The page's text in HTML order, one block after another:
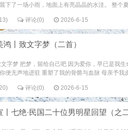
了一场小雨，地面上有亮晶晶的水洼。 整个
评论(0) 2026-6-15
鸿丨致文字梦（二首）
字梦 把梦，留给自己吧 因为爱你，早已是我
便无声地进驻 重塑了我的骨骼与血脉 母亲予我
评论(0) 2026-6-15
丨七绝·民国二十位男明星回望（之二